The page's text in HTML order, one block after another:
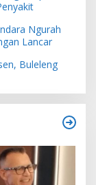
Ngurah
Lancar
Buleleng